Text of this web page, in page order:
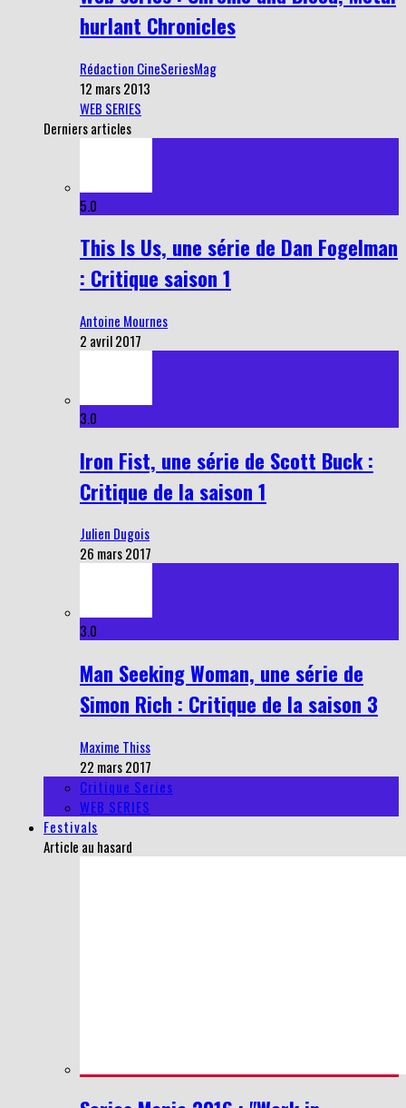
hurlant Chronicles
Rédaction CineSeriesMag
12 mars 2013
WEB SERIES
Derniers articles
5.0
This Is Us, une série de Dan Fogelman
: Critique saison 1
Antoine Mournes
2 avril 2017
3.0
Iron Fist, une série de Scott Buck :
Critique de la saison 1
Julien Dugois
26 mars 2017
3.0
Man Seeking Woman, une série de
Simon Rich : Critique de la saison 3
Maxime Thiss
22 mars 2017
Critique Series
WEB SERIES
Festivals
Article au hasard